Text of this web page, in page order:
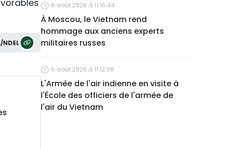
NDEL
6 août 2026 à 11:16:44
À Moscou, le Vietnam rend
hommage aux anciens experts
militaires russes
6 août 2026 à 11:12:38
L'Armée de l'air indienne en visite à
l'École des officiers de l'armée de
l'air du Vietnam